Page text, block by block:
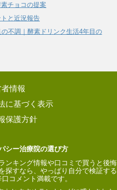
チョコの提案
と近況報告
不調｜酵素ドリンク生活4年目の
情報
に基づく表示
保護方針
シー治療院の選び方
ンキング情報や口コミで買うと後悔
探すなら、やっぱり自分で検証する
コメント満載です。